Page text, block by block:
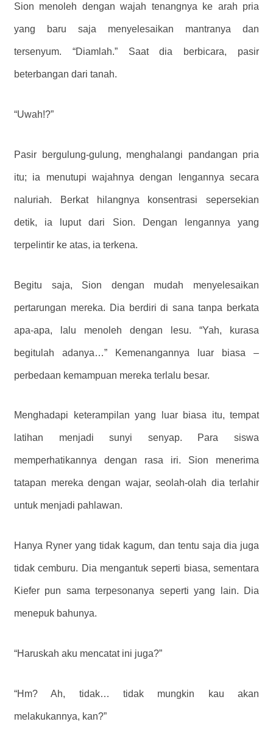
Sion menoleh dengan wajah tenangnya ke arah pria
yang baru saja menyelesaikan mantranya dan
tersenyum. “Diamlah.” Saat dia berbicara, pasir
beterbangan dari tanah.
“Uwah!?”
Pasir bergulung-gulung, menghalangi pandangan pria
itu; ia menutupi wajahnya dengan lengannya secara
naluriah. Berkat hilangnya konsentrasi sepersekian
detik, ia luput dari Sion. Dengan lengannya yang
terpelintir ke atas, ia terkena.
Begitu saja, Sion dengan mudah menyelesaikan
pertarungan mereka. Dia berdiri di sana tanpa berkata
apa-apa, lalu menoleh dengan lesu. “Yah, kurasa
begitulah adanya…” Kemenangannya luar biasa –
perbedaan kemampuan mereka terlalu besar.
Menghadapi keterampilan yang luar biasa itu, tempat
latihan menjadi sunyi senyap. Para siswa
memperhatikannya dengan rasa iri. Sion menerima
tatapan mereka dengan wajar, seolah-olah dia terlahir
untuk menjadi pahlawan.
Hanya Ryner yang tidak kagum, dan tentu saja dia juga
tidak cemburu. Dia mengantuk seperti biasa, sementara
Kiefer pun sama terpesonanya seperti yang lain. Dia
menepuk bahunya.
“Haruskah aku mencatat ini juga?”
“Hm? Ah, tidak… tidak mungkin kau akan
melakukannya, kan?”